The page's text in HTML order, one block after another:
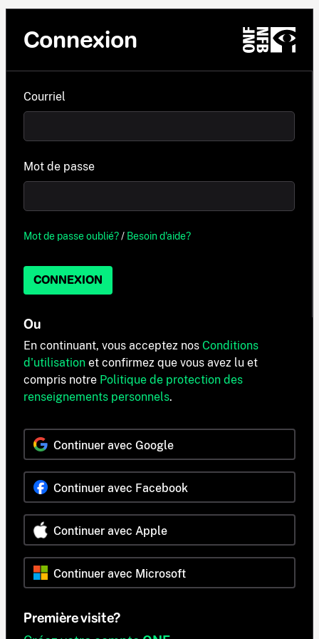
Connexion
Courriel
Mot de passe
Mot de passe oublié?/ Besoin d'aide?
CONNEXION
Ou
En continuant, vous acceptez nos Conditions
d'utilisation et confirmez que vous avez lu et
compris notre Politique de protection des
renseignements personnels.
Continuer avec Google
Continuer avec Facebook
Continuer avec Apple
Continuer avec Microsoft
Première visite?